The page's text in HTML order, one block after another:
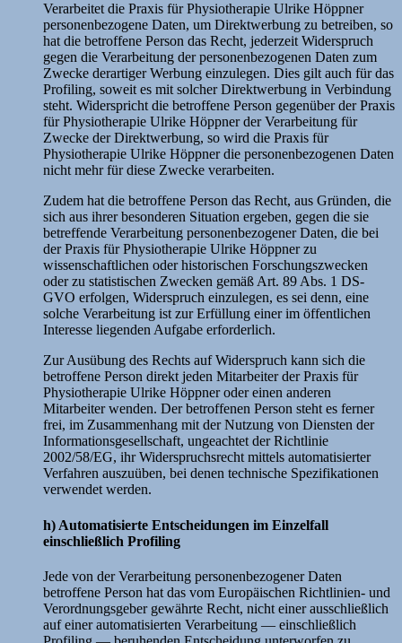
Verarbeitet die Praxis für Physiotherapie Ulrike Höppner
personenbezogene Daten, um Direktwerbung zu betreiben, so
hat die betroffene Person das Recht, jederzeit Widerspruch
gegen die Verarbeitung der personenbezogenen Daten zum
Zwecke derartiger Werbung einzulegen. Dies gilt auch für das
Profiling, soweit es mit solcher Direktwerbung in Verbindung
steht. Widerspricht die betroffene Person gegenüber der Praxis
für Physiotherapie Ulrike Höppner der Verarbeitung für
Zwecke der Direktwerbung, so wird die Praxis für
Physiotherapie Ulrike Höppner die personenbezogenen Daten
nicht mehr für diese Zwecke verarbeiten.
Zudem hat die betroffene Person das Recht, aus Gründen, die
sich aus ihrer besonderen Situation ergeben, gegen die sie
betreffende Verarbeitung personenbezogener Daten, die bei
der Praxis für Physiotherapie Ulrike Höppner zu
wissenschaftlichen oder historischen Forschungszwecken
oder zu statistischen Zwecken gemäß Art. 89 Abs. 1 DS-
GVO erfolgen, Widerspruch einzulegen, es sei denn, eine
solche Verarbeitung ist zur Erfüllung einer im öffentlichen
Interesse liegenden Aufgabe erforderlich.
Zur Ausübung des Rechts auf Widerspruch kann sich die
betroffene Person direkt jeden Mitarbeiter der Praxis für
Physiotherapie Ulrike Höppner oder einen anderen
Mitarbeiter wenden. Der betroffenen Person steht es ferner
frei, im Zusammenhang mit der Nutzung von Diensten der
Informationsgesellschaft, ungeachtet der Richtlinie
2002/58/EG, ihr Widerspruchsrecht mittels automatisierter
Verfahren auszuüben, bei denen technische Spezifikationen
verwendet werden.
h) Automatisierte Entscheidungen im Einzelfall
einschließlich Profiling
Jede von der Verarbeitung personenbezogener Daten
betroffene Person hat das vom Europäischen Richtlinien- und
Verordnungsgeber gewährte Recht, nicht einer ausschließlich
auf einer automatisierten Verarbeitung — einschließlich